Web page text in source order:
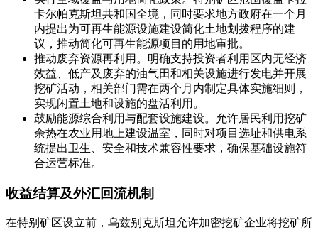
卡尔帕克斯坦共和国全境，同时要求地方政府在一个月
内提出为可再生能源设施建设简化土地划拨程序的建
议，推动简化可再生能源项目的用地审批。
推动废弃资源再利用。明确支持投资者利用区内无经济
效益、低产及废弃的油气田和相关设施进行发电并开展
挖矿活动，相关部门需在两个月内制定具体实施细则，
实现闲置土地和设施的盘活利用。
鼓励能源综合利用与配套设施建设。允许居民利用挖矿
余热在农业用地上建设温室，同时对项目选址和供电系
统提出卫生、安全和技术兼容性要求，确保基础设施符
合运营标准。
收益结算及外汇回流机制
在特别矿区设立前，乌兹别克斯坦允许加密挖矿企业将挖矿所